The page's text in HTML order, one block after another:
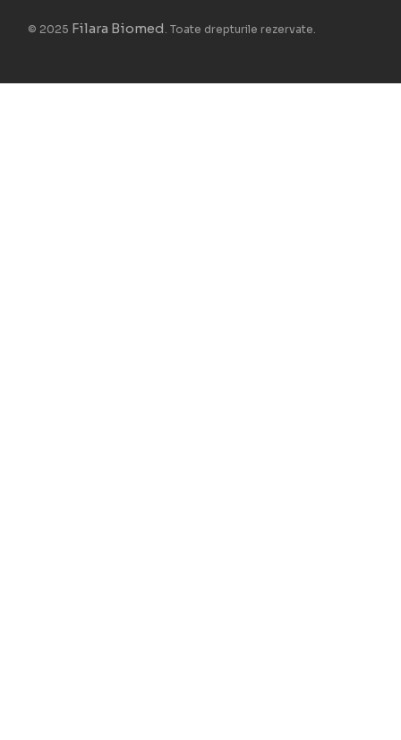
© 2025 Filara Biomed . Toate drepturile rezervate.